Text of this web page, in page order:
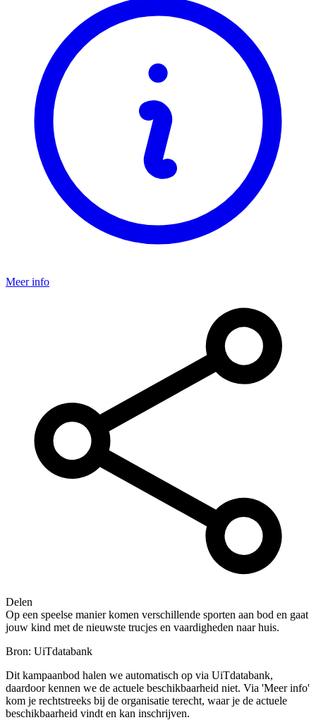
Meer info
Delen
Op een speelse manier komen verschillende sporten aan bod en gaat
jouw kind met de nieuwste trucjes en vaardigheden naar huis.
Bron: UiTdatabank
Dit kampaanbod halen we automatisch op via UiTdatabank,
daardoor kennen we de actuele beschikbaarheid niet. Via 'Meer info'
kom je rechtstreeks bij de organisatie terecht, waar je de actuele
beschikbaarheid vindt en kan inschrijven.